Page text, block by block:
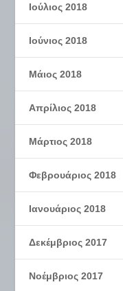
Ιούλιος 2018
Ιούνιος 2018
Μάιος 2018
Απρίλιος 2018
Μάρτιος 2018
Φεβρουάριος 2018
Ιανουάριος 2018
Δεκέμβριος 2017
Νοέμβριος 2017